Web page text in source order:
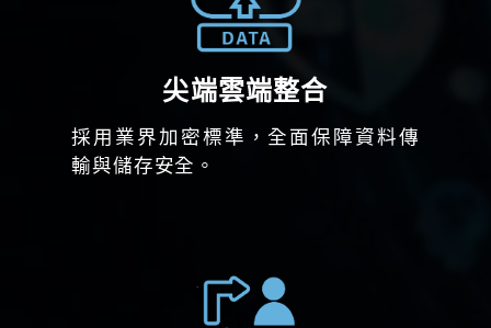
尖端雲端整合
採用業界加密標準，全面保障資料傳
輸與儲存安全。